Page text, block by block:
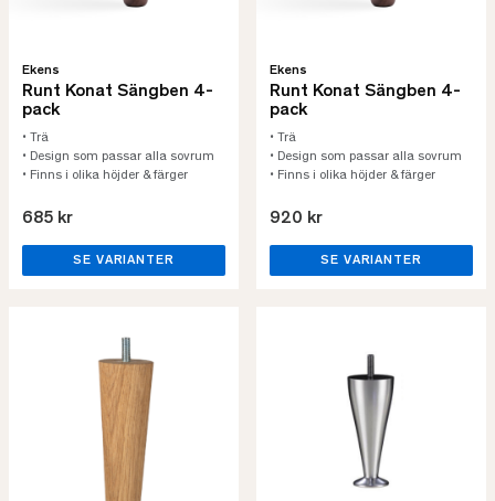
Ekens
Runt Konat Sängben 4-
pack
• Trä
• Design som passar alla sovrum
• Finns i olika höjder & färger
685 kr
SE VARIANTER
Ekens
Runt Konat Sängben 4-
pack
• Trä
• Design som passar alla sovrum
• Finns i olika höjder & färger
920 kr
SE VARIANTER